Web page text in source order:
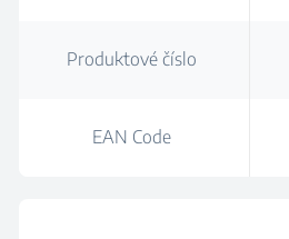
Produktové číslo
EAN Code